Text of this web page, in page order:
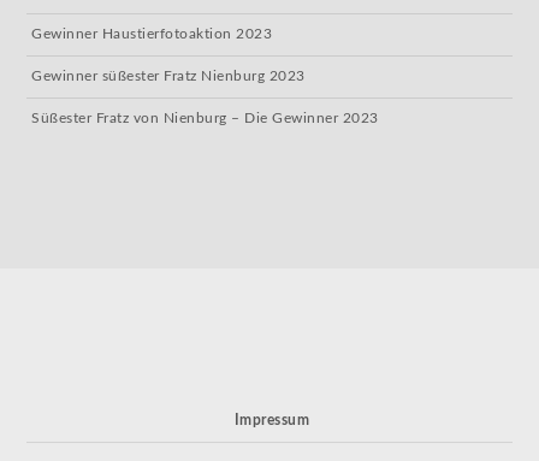
Gewinner Haustierfotoaktion 2023
Gewinner süßester Fratz Nienburg 2023
Süßester Fratz von Nienburg – Die Gewinner 2023
Impressum